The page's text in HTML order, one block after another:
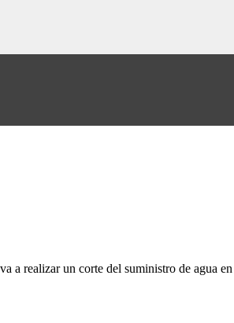
a realizar un corte del suministro de agua